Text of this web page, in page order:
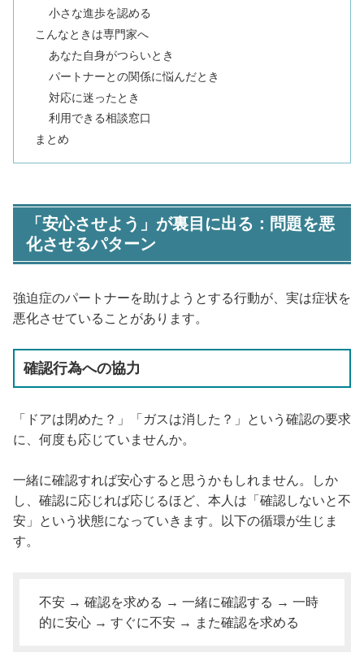
小さな進歩を認める
こんなときは専門家へ
あなた自身がつらいとき
パートナーとの関係に悩んだとき
対応に迷ったとき
利用できる相談窓口
まとめ
「安心させよう」が裏目に出る：問題を悪
化させるパターン
強迫症のパートナーを助けようとする行動が、実は症状を
悪化させていることがあります。
確認行為への協力
「ドアは閉めた？」「ガスは消した？」という確認の要求
に、何度も応じていませんか。
一緒に確認すれば安心すると思うかもしれません。しか
し、確認に応じれば応じるほど、本人は「確認しないと不
安」という状態になっていきます。以下の循環が生じま
す。
不安 → 確認を求める → 一緒に確認する → 一時
的に安心 → すぐに不安 → また確認を求める